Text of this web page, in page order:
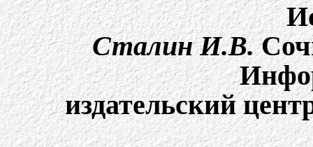
Сталин И.В.
издательский